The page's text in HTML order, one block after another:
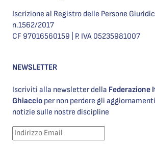
Iscrizione al Registro delle Persone
n.1562/2017
CF 97016560159 | P. IVA 05235981007
NEWSLETTER
Iscriviti alla newsletter della Federazione
Ghiaccio per non perdere gli
notizie sulle nostre discipline